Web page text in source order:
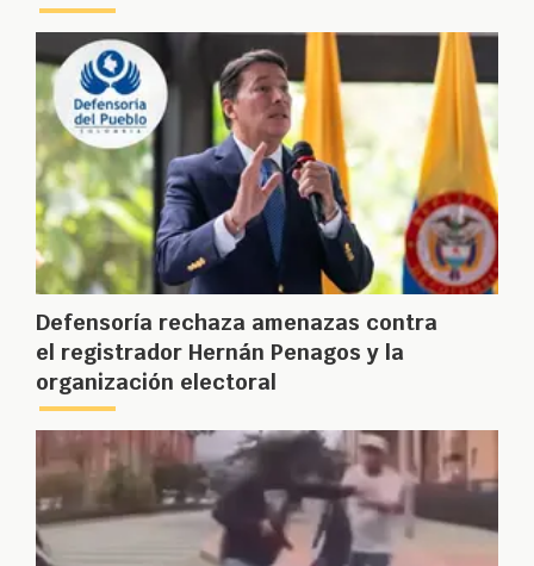
Defensoría rechaza amenazas contra
el registrador Hernán Penagos y la
organización electoral